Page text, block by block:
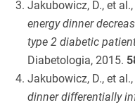
Jakubowicz, D., et
energy dinner
type 2 diabetic
Diabetologia, 2015.
Jakubowicz, D., et
dinner differentially